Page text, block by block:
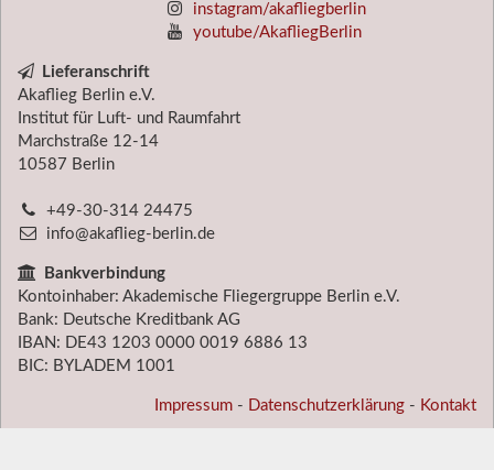
instagram/akafliegberlin
youtube/AkafliegBerlin
Lieferanschrift
Akaflieg Berlin e.V.
Institut für Luft- und Raumfahrt
Marchstraße 12-14
10587 Berlin
+49-30-314 24475
info@akaflieg-berlin.de
Bankverbindung
Kontoinhaber: Akademische Fliegergruppe Berlin e.V.
Bank: Deutsche Kreditbank AG
IBAN: DE43 1203 0000 0019 6886 13
BIC: BYLADEM 1001
Impressum - Datenschutzerklärung - Kontakt